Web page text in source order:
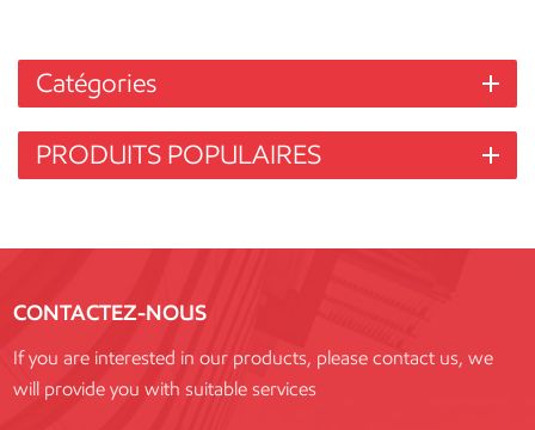
Catégories
PRODUITS POPULAIRES
CONTACTEZ-NOUS
If you are interested in our products, please contact us, we
will provide you with suitable services